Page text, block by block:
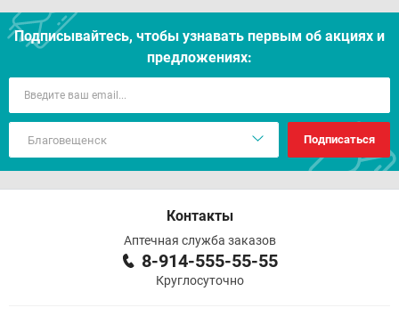
Подписывайтесь, чтобы узнавать первым об акцияx и
предложениях:
Подписаться
Контакты
Аптечная служба заказов
8-914-555-55-55
Круглосуточно